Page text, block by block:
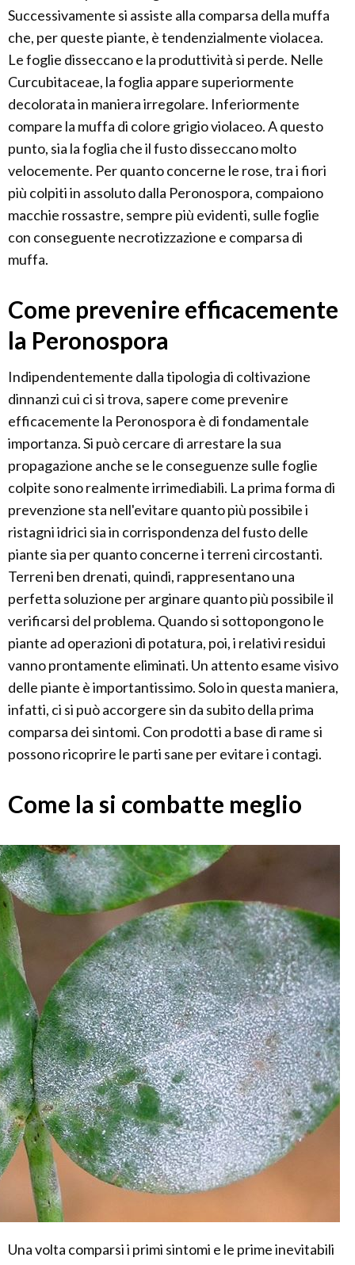
Successivamente si assiste alla comparsa della muffa
che, per queste piante, è tendenzialmente violacea.
Le foglie disseccano e la produttività si perde. Nelle
Curcubitaceae, la foglia appare superiormente
decolorata in maniera irregolare. Inferiormente
compare la muffa di colore grigio violaceo. A questo
punto, sia la foglia che il fusto disseccano molto
velocemente. Per quanto concerne le rose, tra i fiori
più colpiti in assoluto dalla Peronospora, compaiono
macchie rossastre, sempre più evidenti, sulle foglie
con conseguente necrotizzazione e comparsa di
muffa.
Come prevenire efficacemente
la Peronospora
Indipendentemente dalla tipologia di coltivazione
dinnanzi cui ci si trova, sapere come prevenire
efficacemente la Peronospora è di fondamentale
importanza. Si può cercare di arrestare la sua
propagazione anche se le conseguenze sulle foglie
colpite sono realmente irrimediabili. La prima forma di
prevenzione sta nell'evitare quanto più possibile i
ristagni idrici sia in corrispondenza del fusto delle
piante sia per quanto concerne i terreni circostanti.
Terreni ben drenati, quindi, rappresentano una
perfetta soluzione per arginare quanto più possibile il
verificarsi del problema. Quando si sottopongono le
piante ad operazioni di potatura, poi, i relativi residui
vanno prontamente eliminati. Un attento esame visivo
delle piante è importantissimo. Solo in questa maniera,
infatti, ci si può accorgere sin da subito della prima
comparsa dei sintomi. Con prodotti a base di rame si
possono ricoprire le parti sane per evitare i contagi.
Come la si combatte meglio
Una volta comparsi i primi sintomi e le prime inevitabili